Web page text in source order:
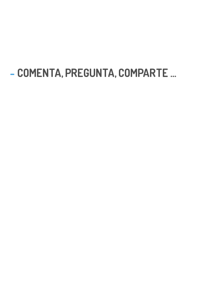
COMENTA, PREGUNTA, COMPARTE ...